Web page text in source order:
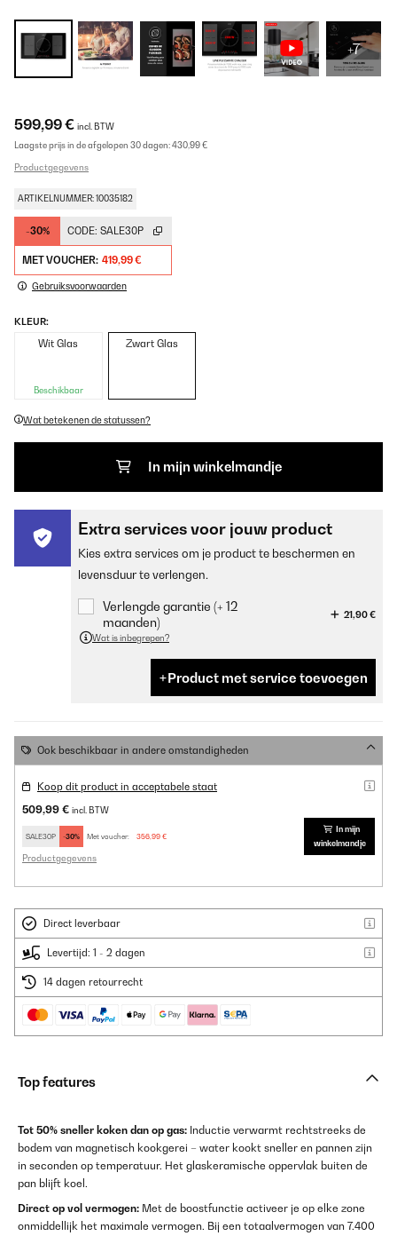
+7
599,99 € incl. BTW
Laagste prijs in de afgelopen 30 dagen:430,99 €
Productgegevens
ARTIKELNUMMER: 10035182
-30% CODE: SALE30P
MET VOUCHER: 419,99 €
Gebruiksvoorwaarden
KLEUR:
Wit Glas
Beschikbaar
Zwart Glas
Wat betekenen de statussen?
In mijn winkelmandje
Extra services voor jouw product
Kies extra services om je product te beschermen en
levensduur te verlengen.
Verlengde garantie (+ 12
maanden)
21,90 €
Wat is inbegrepen?
Product met service toevoegen
Ook beschikbaar in andere omstandigheden
Koop dit product in acceptabele staat
509,99 € incl. BTW
SALE30P -30% Met voucher: 356,99 €
Productgegevens
In mijn
winkelmandje
Direct leverbaar
Levertijd: 1 - 2 dagen
14 dagen retourrecht
Top features
Tot 50% sneller koken dan op gas: Inductie verwarmt rechtstreeks de
bodem van magnetisch kookgerei – water kookt sneller en pannen zijn
in seconden op temperatuur. Het glaskeramische oppervlak buiten de
pan blijft koel.
Direct op vol vermogen: Met de boostfunctie activeer je op elke zone
onmiddellijk het maximale vermogen. Bij een totaalvermogen van 7.400